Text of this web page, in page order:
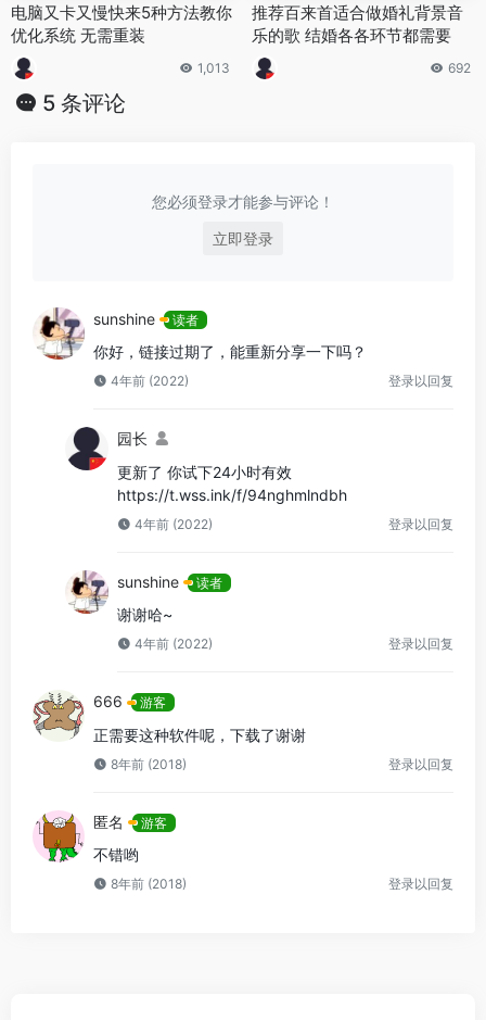
电脑又卡又慢快来5种方法教你
优化系统 无需重装
1,013
推荐百来首适合做婚礼背景音
乐的歌 结婚各各环节都需要
692
5 条评论
您必须登录才能参与评论！
立即登录
sunshine 读者
你好，链接过期了，能重新分享一下吗？
4年前 (2022) 登录以回复
园长
更新了 你试下24小时有效
https://t.wss.ink/f/94nghmlndbh
4年前 (2022) 登录以回复
sunshine 读者
谢谢哈~
4年前 (2022) 登录以回复
666 游客
正需要这种软件呢，下载了谢谢
8年前 (2018) 登录以回复
匿名 游客
不错哟
8年前 (2018) 登录以回复